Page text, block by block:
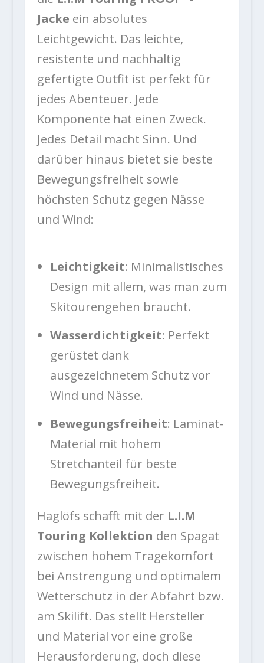
Jacke ein absolutes
Leichtgewicht. Das leichte,
resistente und nachhaltig
gefertigte Outfit ist perfekt für
jedes Abenteuer. Jede
Komponente hat einen Zweck.
Jedes Detail macht Sinn. Und
darüber hinaus bietet sie beste
Bewegungsfreiheit sowie
höchsten Schutz gegen Nässe
und Wind:
Leichtigkeit: Minimalistisches
Design mit allem, was man zum
Skitourengehen braucht.
Wasserdichtigkeit: Perfekt
gerüstet dank
ausgezeichnetem Schutz vor
Wind und Nässe.
Bewegungsfreiheit: Laminat-
Material mit hohem
Stretchanteil für beste
Bewegungsfreiheit.
Haglöfs schafft mit der L.I.M
Touring Kollektion den Spagat
zwischen hohem Tragekomfort
bei Anstrengung und optimalem
Wetterschutz in der Abfahrt bzw.
am Skilift. Das stellt Hersteller
und Material vor eine große
Herausforderung, doch diese